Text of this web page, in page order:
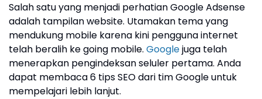
Salah satu yang menjadi perhatian Google Adsense
adalah tampilan website. Utamakan tema yang
mendukung mobile karena kini pengguna internet
telah beralih ke going mobile. Googlejuga telah
menerapkan pengindeksan seluler pertama. Anda
dapat membaca 6 tips SEO dari tim Google untuk
mempelajari lebih lanjut.